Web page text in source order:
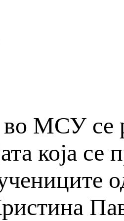
МСУ се
која